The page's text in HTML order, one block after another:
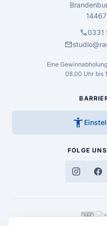
call0331
mail
Eine
08.00 Uhr bis
accessibility_new
FOLGE UNS
MEDIENPARTNER